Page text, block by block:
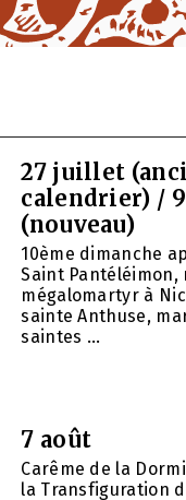
27 juillet
calendrier) /
(nouveau)
10ème dimanche
Saint Pantéléimon,
mégalomartyr à
sainte Anthuse,
saintes ...
7 août
Carême de la
la Transfiguration